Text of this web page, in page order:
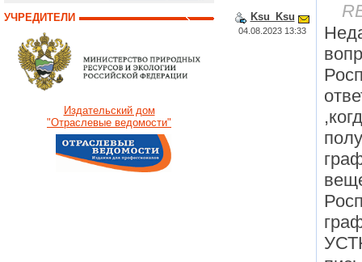
УЧРЕДИТЕЛИ
Издательский дом
"Отраслевые ведомости"
Ksu_Ksu
04.08.2023 13:33